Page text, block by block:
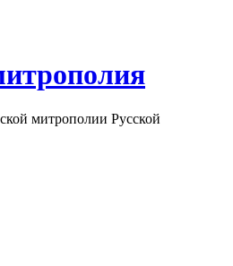
митрополии Русской